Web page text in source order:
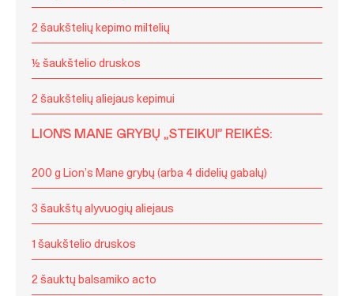
2 šaukštelių kepimo miltelių
½ šaukštelio druskos
2 šaukštelių aliejaus kepimui
LION’S MANE GRYBŲ „STEIKUI” REIKĖS:
200 g Lion’s Mane grybų (arba 4 didelių gabalų)
3 šaukštų alyvuogių aliejaus
1 šaukštelio druskos
2 šauktų balsamiko acto